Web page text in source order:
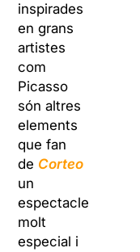
inspirades
en grans
artistes
com
Picasso
són altres
elements
que fan
de Corteo
un
espectacle
molt
especial i